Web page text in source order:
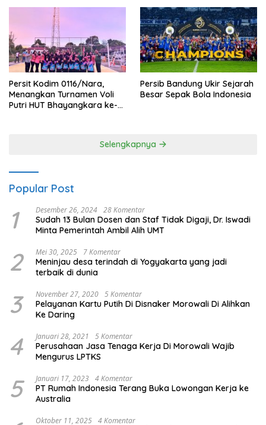
Persit Kodim 0116/Nara,
Menangkan Turnamen Voli
Putri HUT Bhayangkara ke-
Persib Bandung Ukir Sejarah
Besar Sepak Bola Indonesia
Selengkapnya
Popular Post
1 Desember 26, 2024 28 Komentar
Sudah 13 Bulan Dosen dan Staf Tidak Digaji, Dr. Iswadi
Minta Pemerintah Ambil Alih UMT
2 Mei 30, 2025 7 Komentar
Meninjau desa terindah di Yogyakarta yang jadi
terbaik di dunia
3 November 27, 2020 5 Komentar
Pelayanan Kartu Putih Di Disnaker Morowali Di Alihkan
Ke Daring
4 Januari 28, 2021 5 Komentar
Perusahaan Jasa Tenaga Kerja Di Morowali Wajib
Mengurus LPTKS
5 Januari 17, 2023 4 Komentar
PT Rumah Indonesia Terang Buka Lowongan Kerja ke
Australia
Oktober 11, 2025 4 Komentar